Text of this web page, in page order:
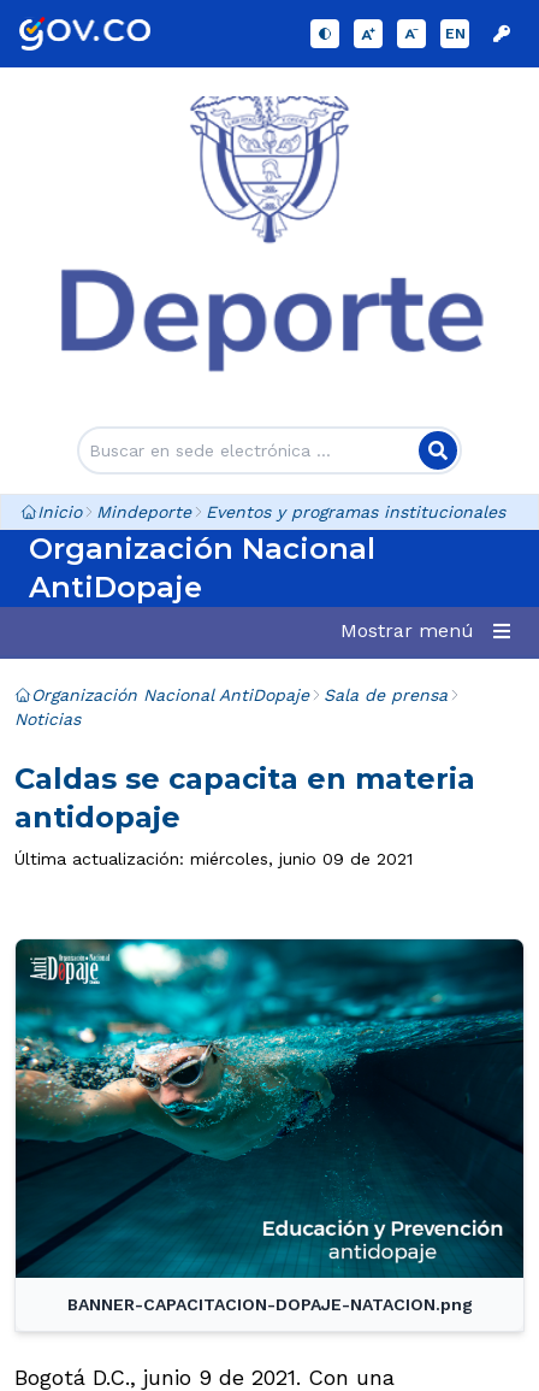
EN
Inicio Mindeporte Eventos y programas institucionales
Organización Nacional
AntiDopaje
Mostrar menú
Organización Nacional AntiDopaje
Sala de prensa
Noticias
Caldas se capacita en materia
antidopaje
Última actualización: miércoles, junio 09 de 2021
BANNER-CAPACITACION-DOPAJE-NATACION.png
Bogotá D.C., junio 9 de 2021. Con una